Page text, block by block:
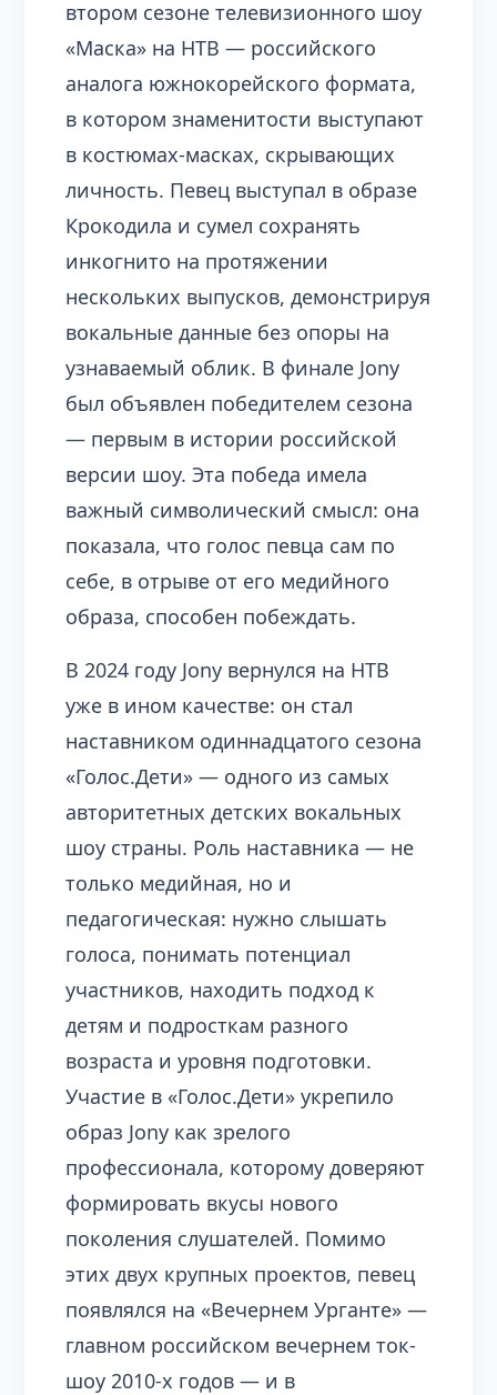
втором сезоне телевизионного шоу
«Маска» на НТВ — российского
аналога южнокорейского формата,
в котором знаменитости выступают
в костюмах-масках, скрывающих
личность. Певец выступал в образе
Крокодила и сумел сохранять
инкогнито на протяжении
нескольких выпусков, демонстрируя
вокальные данные без опоры на
узнаваемый облик. В финале Jony
был объявлен победителем сезона
— первым в истории российской
версии шоу. Эта победа имела
важный символический смысл: она
показала, что голос певца сам по
себе, в отрыве от его медийного
образа, способен побеждать.
В 2024 году Jony вернулся на НТВ
уже в ином качестве: он стал
наставником одиннадцатого сезона
«Голос.Дети» — одного из самых
авторитетных детских вокальных
шоу страны. Роль наставника — не
только медийная, но и
педагогическая: нужно слышать
голоса, понимать потенциал
участников, находить подход к
детям и подросткам разного
возраста и уровня подготовки.
Участие в «Голос.Дети» укрепило
образ Jony как зрелого
профессионала, которому доверяют
формировать вкусы нового
поколения слушателей. Помимо
этих двух крупных проектов, певец
появлялся на «Вечернем Урганте» —
главном российском вечернем ток-
шоу 2010-х годов — и в